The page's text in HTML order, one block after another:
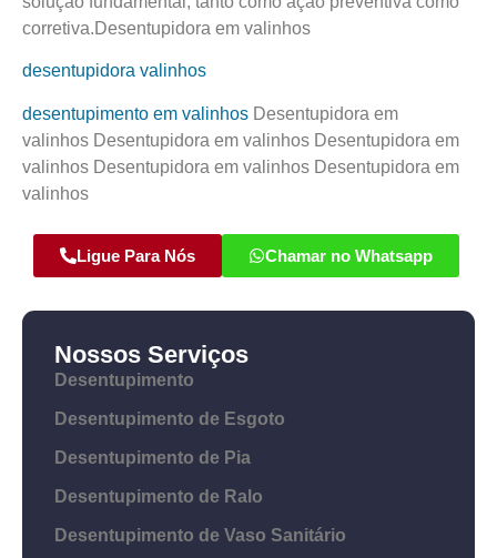
corretiva.Desentupidora em valinhos
desentupidora valinhos
desentupimento em valinhos Desentupidora em
valinhos Desentupidora em valinhos Desentupidora em
valinhos Desentupidora em valinhos Desentupidora em
valinhos
Ligue Para Nós Chamar no Whatsapp
Nossos Serviços
Desentupimento
Desentupimento de Esgoto
Desentupimento de Pia
Desentupimento de Ralo
Desentupimento de Vaso Sanitário